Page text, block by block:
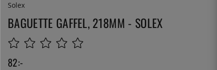
Solex
BAGUETTE GAFFEL, 218MM - SOLEX
82:-